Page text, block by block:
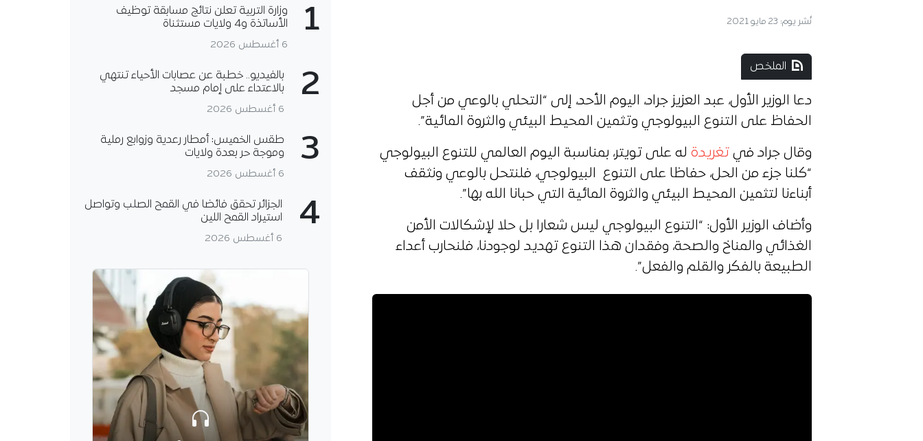
نُشر يوم: 23 مايو 2021
الملخص
دعا الوزير الأول، عبد العزيز جراد، اليوم الأحد، إلى “التحلي بالوعي من أجل
الحفاظ على التنوع البيولوجي وتثمين المحيط البيئي والثروة المائية”.
وقال جراد في تغريدة له على تويتر، بمناسبة اليوم العالمي للتنوع البيولوجي
“كلنا جزء من الحل، حفاظا على التنوع البيولوجي، فلنتحل بالوعي ونثقف
أبناءنا لتثمين المحيط البيئي والثروة المائية التي حبانا الله بها”.
وأضاف الوزير الأول: “التنوع البيولوجي ليس شعارا بل حلا لإشكالات الأمن
الغذائي والمناخ والصحة، وفقدان هذا التنوع تهديد لوجودنا، فلنحارب أعداء
الطبيعة بالفكر والقلم والفعل”.
1
وزارة التربية تعلن نتائج مسابقة توظيف
الأساتذة و4 ولايات مستثناة
6 أغسطس 2026
2
بالفيديو.. خطبة عن عصابات الأحياء تنتهي
بالاعتداء على إمام مسجد
6 أغسطس 2026
3
طقس الخميس: أمطار رعدية وزوابع رملية
وموجة حر بعدة ولايات
6 أغسطس 2026
4
الجزائر تحقق فائضا في القمح الصلب وتواصل
استيراد القمح اللين
6 أغسطس 2026